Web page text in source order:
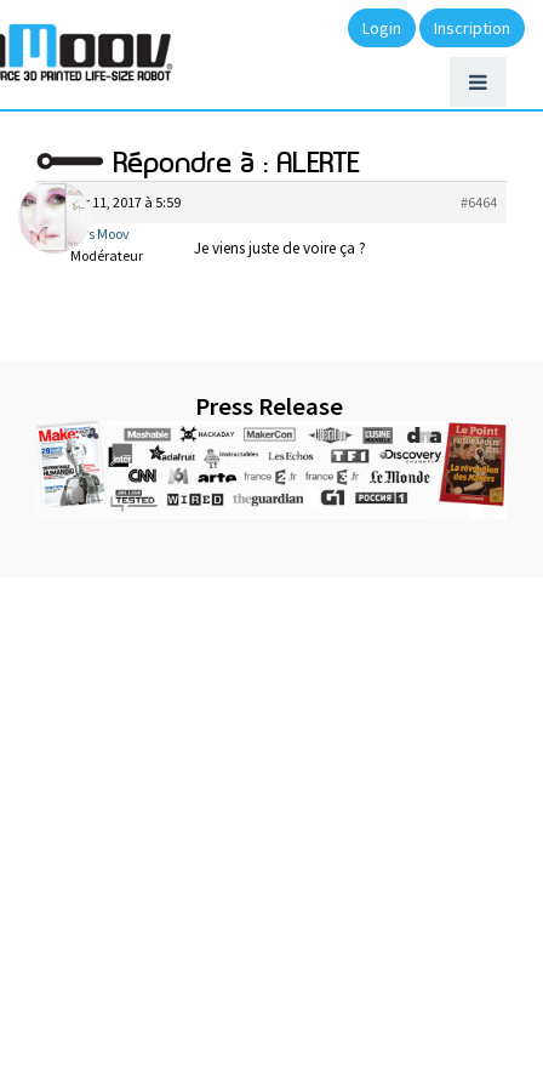
Login Inscription
Répondre à : ALERTE
janvier 11, 2017 à 5:59
#6464
My’s Moov
Modérateur
Je viens juste de voire ça ?
Press Release